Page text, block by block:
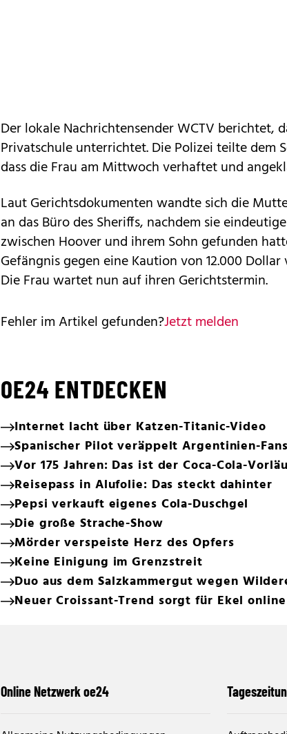
Der lokale Nachrichtensender WCTV berichtet,
Privatschule unterrichtet. Die Polizei teilte dem
dass die Frau am Mittwoch verhaftet und
Laut Gerichtsdokumenten wandte sich die
an das Büro des Sheriffs, nachdem sie
zwischen Hoover und ihrem Sohn gefunden
Gefängnis gegen eine Kaution von 12.000
Die Frau wartet nun auf ihren Gerichtstermin.
Fehler im Artikel gefunden?Jetzt melden
OE24 ENTDECKEN
Internet lacht über Katzen-Titanic-Video
Spanischer Pilot veräppelt Argentinien-Fans
Vor 175 Jahren: Das ist der Coca-Cola-
Reisepass in Alufolie: Das steckt dahinter
Pepsi verkauft eigenes Cola-Duschgel
Die große Strache-Show
Mörder verspeiste Herz des Opfers
Keine Einigung im Grenzstreit
Duo aus dem Salzkammergut wegen
Neuer Croissant-Trend sorgt für Ekel online
Online Netzwerk oe24